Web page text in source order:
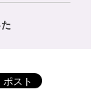
ポスト